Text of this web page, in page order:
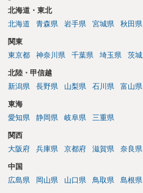
北海道・東北
北海道
青森県 岩手県 宮城県 秋田県
関東
東京都
神奈川県 千葉県 埼玉県 茨
北陸・甲信越
新潟県
長野県 山梨県 石川県 富山県
東海
愛知県
静岡県 岐阜県 三重県
関西
大阪府
兵庫県 京都府 滋賀県 奈良県
中国
広島県
岡山県 山口県 鳥取県 島根県